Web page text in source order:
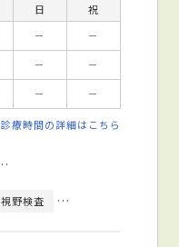
日
祝
－
－
－
－
－ －
診療時間の詳細はこちら
クレジットカード対応
視野検査 色覚検査